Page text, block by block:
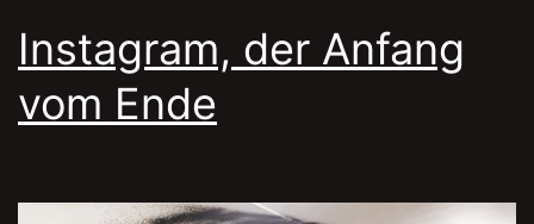
Instagram, der Anfang
vom Ende